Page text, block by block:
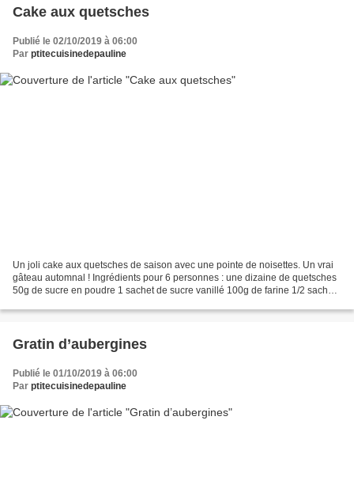
Cake aux quetsches
Publié le 02/10/2019 à 06:00
Par ptitecuisinedepauline
Un joli cake aux quetsches de saison avec une pointe de noisettes. Un vrai
gâteau automnal ! Ingrédients pour 6 personnes : une dizaine de quetsches
50g de sucre en poudre 1 sachet de sucre vanillé 100g de farine 1/2 sachet
Gratin d’aubergines
Publié le 01/10/2019 à 06:00
Par ptitecuisinedepauline